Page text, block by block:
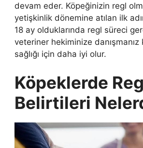
devam eder. Köpeğinizin regl
yetişkinlik dönemine atılan ilk
18 ay olduklarında regl süreci
veteriner hekiminize danışmanız
sağlığı için daha iyi olur.
Köpeklerde
Belirtileri